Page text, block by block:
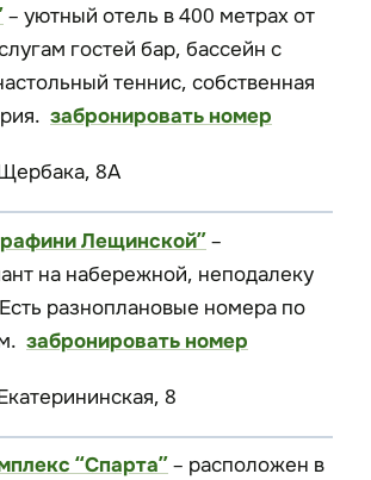
– уютный отель в 400 метрах от
гостей бар, бассейн с
теннис, собственная
забронировать номер
8А
Лещинской”–
на набережной, неподалеку
разноплановые номера по
забронировать номер
8
“Спарта”– расположен в